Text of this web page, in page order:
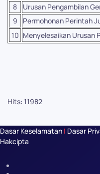
8
Urusan Pengambilan
9
Permohonan Perintah
10 Menyelesaikan Urusan
Hits: 11982
Dasar Keselamatan | Dasar
Hakcipta